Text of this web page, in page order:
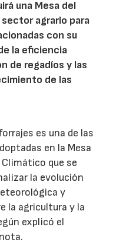
una Mesa del
agrario para
con su
la eficiencia
de regadíos y las
de las
es una de las
en la Mesa
que se
la evolución
y
la agricultura y la
explicó el